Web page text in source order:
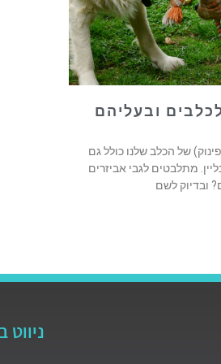
של הכלב שלנו כולל גם
מתלבטים לגבי אביזרים
ובדיוק לשם